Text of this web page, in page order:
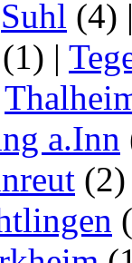
Suhl (4)
(1) |
a.Inn